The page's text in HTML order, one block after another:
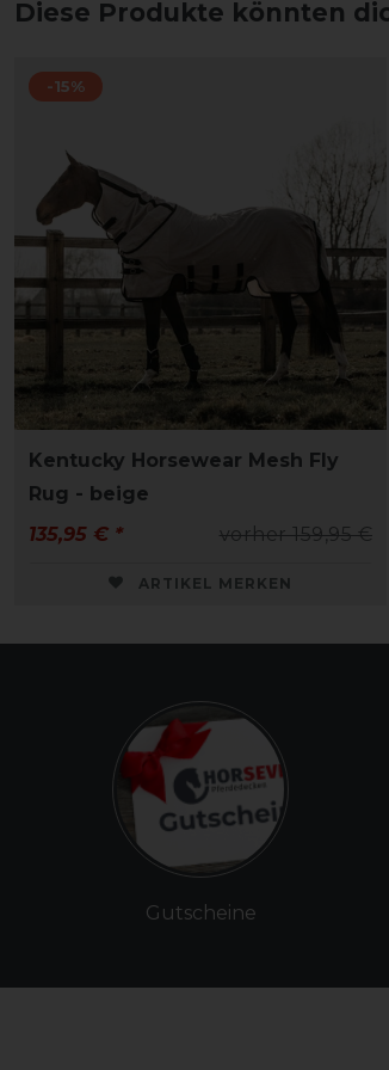
Diese Produkte könnten
-15%
Kentucky Horsewear Mesh Fly
Rug - beige
vorher 159,95 €
135,95 € *
ARTIKEL MERKEN
Gutscheine